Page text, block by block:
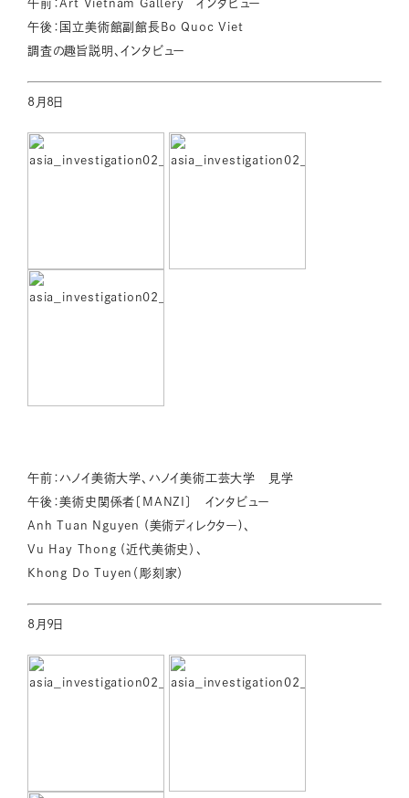
午前：Art Vietnam Gallery インタビュー
午後：国立美術館副館長Bo Quoc Viet
調査の趣旨説明、インタビュー
8月8日
午前：ハノイ美術大学、ハノイ美術工芸大学 見学
午後：美術史関係者〔MANZI〕 インタビュー
Anh Tuan Nguyen (美術ディレクター)、
Vu Hay Thong (近代美術史）、
Khong Do Tuyen（彫刻家）
8月9日